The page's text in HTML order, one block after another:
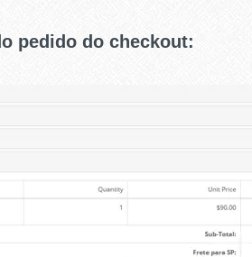
pedido do checkout: